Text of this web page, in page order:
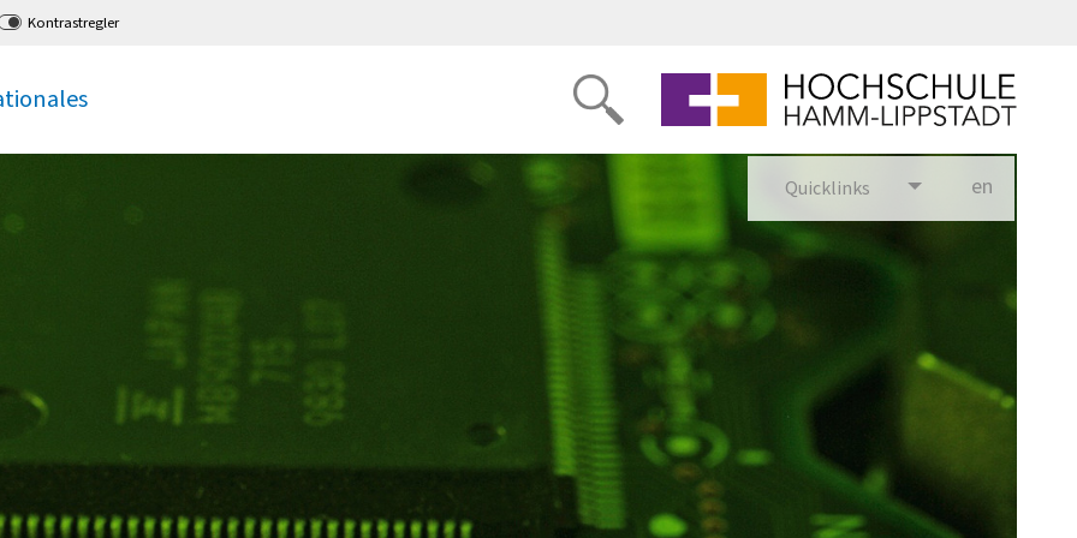
Kontrastregler
Quicklinks en